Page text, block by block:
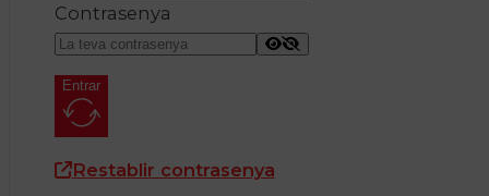
Contrasenya
Entrar
Restablir contrasenya